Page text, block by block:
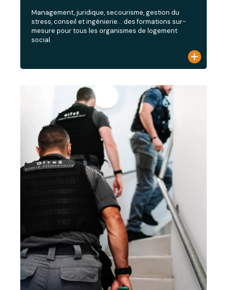
Management, juridique, secourisme, gestion du
stress, conseil et ingénierie… des formations sur-
mesure pour tous les organismes de logement
social.